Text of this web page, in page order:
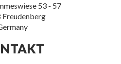
53 - 57
Freudenberg